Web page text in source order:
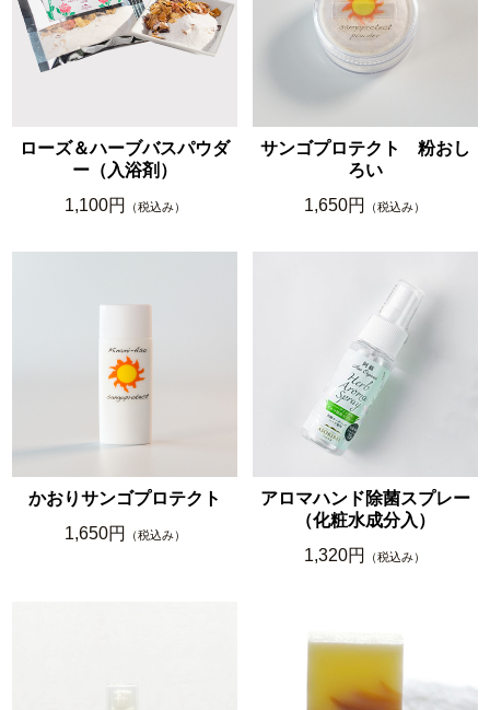
ローズ＆ハーブバスパウダ
ー（入浴剤）
1,100円
（税込み）
サンゴプロテクト 粉おし
ろい
1,650円
（税込み）
かおりサンゴプロテクト
1,650円
（税込み）
アロマハンド除菌スプレー
（化粧水成分入）
1,320円
（税込み）